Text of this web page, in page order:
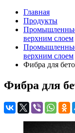
Главная
Продукты
верхним слоем
верхним слоем
Фибра для
Фибра для